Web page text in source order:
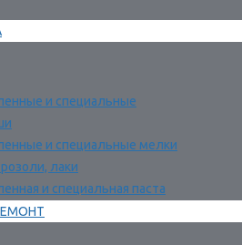
и специальные
и специальные мелки
лаки
и специальная паста